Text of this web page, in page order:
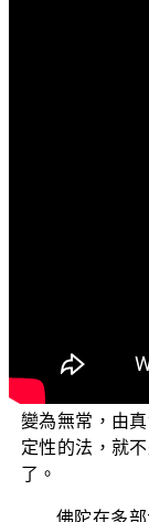
不實。而如果
轉變為常的果
變為無常，由
定性的法，就
了。
佛陀在多